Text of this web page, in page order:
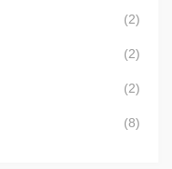
(2)
(2)
(2)
(8)